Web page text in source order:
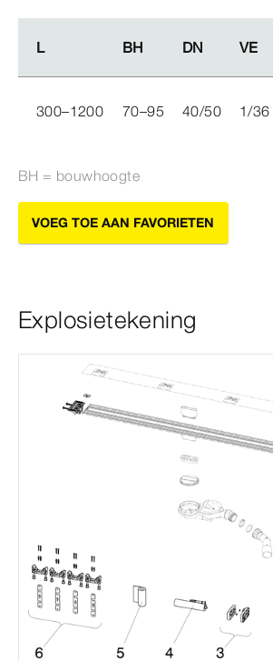
L BH DN VE
L BH DN VE
300–1200 70–95 40/50 1/36
BH = bouwhoogte
VOEG TOE AAN FAVORIETEN
Explosietekening